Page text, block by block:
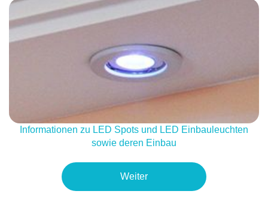
Informationen zu LED Spots und LED Einbauleuchten
sowie deren Einbau
Weiter